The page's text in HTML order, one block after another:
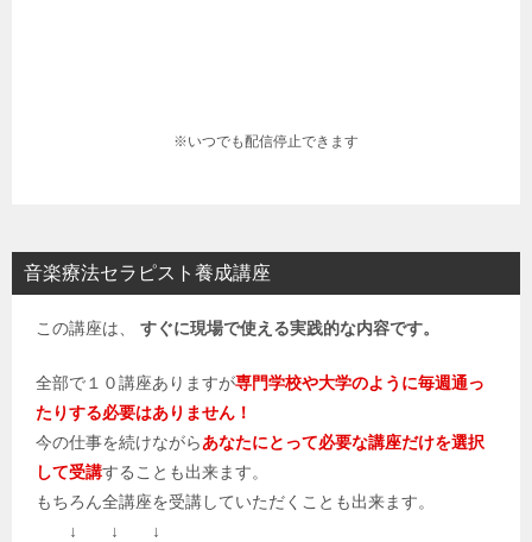
※いつでも配信停止できます
音楽療法セラピスト養成講座
この講座は、 すぐに現場で使える実践的な内容です。
全部で１０講座ありますが専門学校や大学のように毎週通っ
たりする必要はありません！
今の仕事を続けながらあなたにとって必要な講座だけを選択
して受講することも出来ます。
もちろん全講座を受講していただくことも出来ます。
↓ ↓ ↓